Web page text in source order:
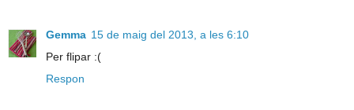
Gemma 15 de maig del 2013, a les 6:10
Per flipar :(
Respon